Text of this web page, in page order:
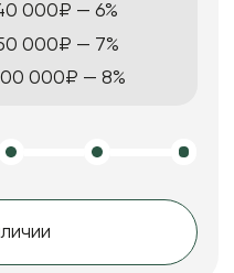
000₽ — 6%
000₽ — 7%
000₽ — 8%